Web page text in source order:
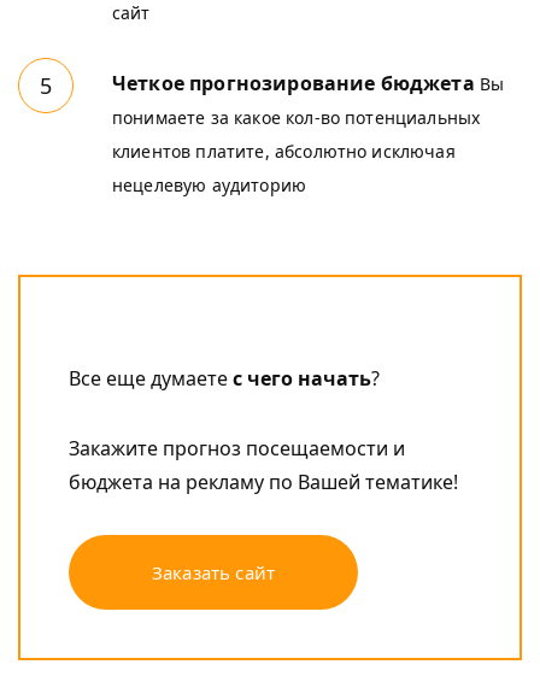
сайт
Четкое прогнозирование бюджета Вы
понимаете за какое кол-во потенциальных
клиентов платите, абсолютно исключая
нецелевую аудиторию
Все еще думаетес чего начать?
Закажите прогноз посещаемости и
бюджета на рекламу по Вашей тематике!
Заказать сайт